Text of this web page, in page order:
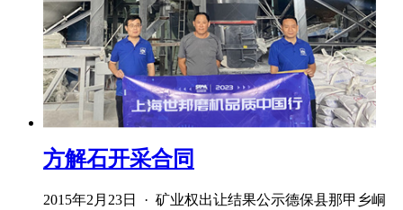
方解石开采合同
2015年2月23日 · 矿业权出让结果公示德保县那甲乡峒